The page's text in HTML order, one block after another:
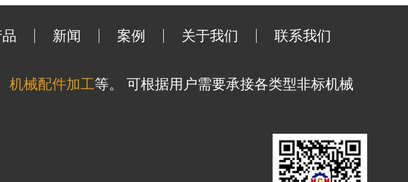
新闻 案例 关于我们 联系我们
机械配件加工等。 可根据用户需要承接各类型非标机械